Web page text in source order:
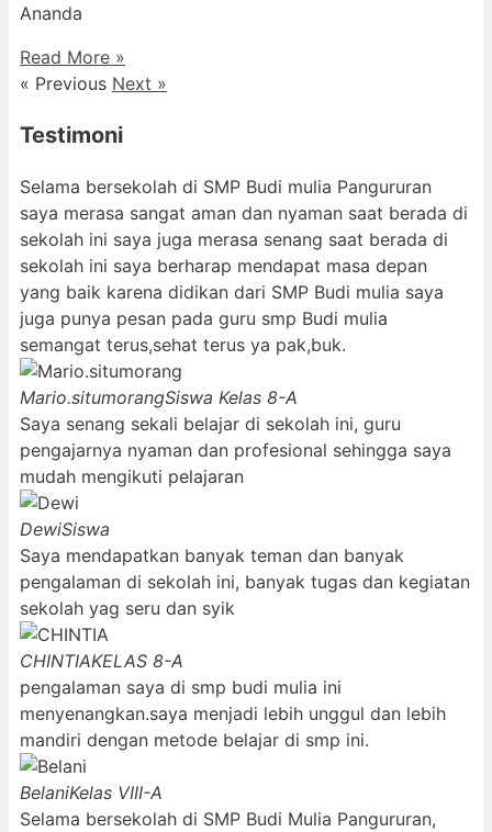
⁠Ananda
Read More »
« Previous Next »
Testimoni
Selama bersekolah di SMP Budi mulia Pangururan
saya merasa sangat aman dan nyaman saat berada di
sekolah ini saya juga merasa senang saat berada di
sekolah ini saya berharap mendapat masa depan
yang baik karena didikan dari SMP Budi mulia saya
juga punya pesan pada guru smp Budi mulia
semangat terus,sehat terus ya pak,buk.
Mario.situmorangSiswa Kelas 8-A
Saya senang sekali belajar di sekolah ini, guru
pengajarnya nyaman dan profesional sehingga saya
mudah mengikuti pelajaran
DewiSiswa
Saya mendapatkan banyak teman dan banyak
pengalaman di sekolah ini, banyak tugas dan kegiatan
sekolah yag seru dan syik
CHINTIAKELAS 8-A
pengalaman saya di smp budi mulia ini
menyenangkan.saya menjadi lebih unggul dan lebih
mandiri dengan metode belajar di smp ini.
BelaniKelas VIII-A
Selama bersekolah di SMP Budi Mulia Pangururan,